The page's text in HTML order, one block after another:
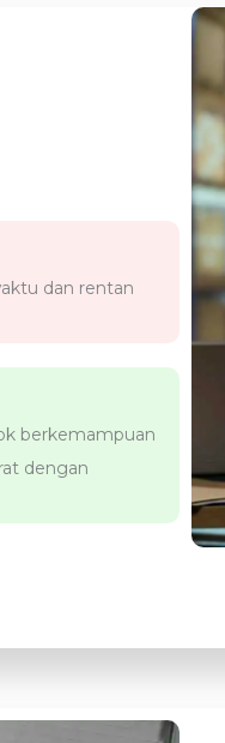
dan rentan
berkemampuan
dengan